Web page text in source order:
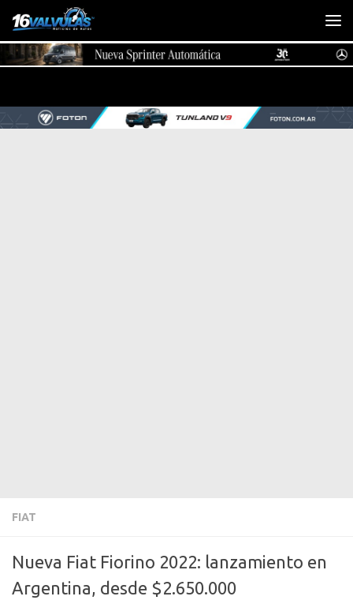
Saltar al contenido
FIAT
Nueva Fiat Fiorino 2022: lanzamiento en
Argentina, desde $2.650.000